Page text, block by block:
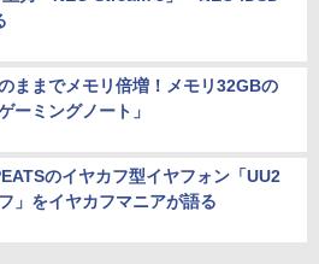
ままでメモリ倍増！メモリ32GBの
ーミングノート」
のイヤカフ型イヤフォン「UU2
」をイヤカフマニアが語る